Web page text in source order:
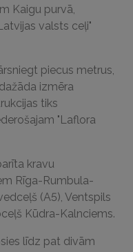
Kaigu purvā,
valsts ceļi"
piecus metrus,
izmēra
tiks
"Laflora
kravu
Rīga-Rumbula-
(A5), Ventspils
Kūdra-Kalnciems.
līdz pat divām